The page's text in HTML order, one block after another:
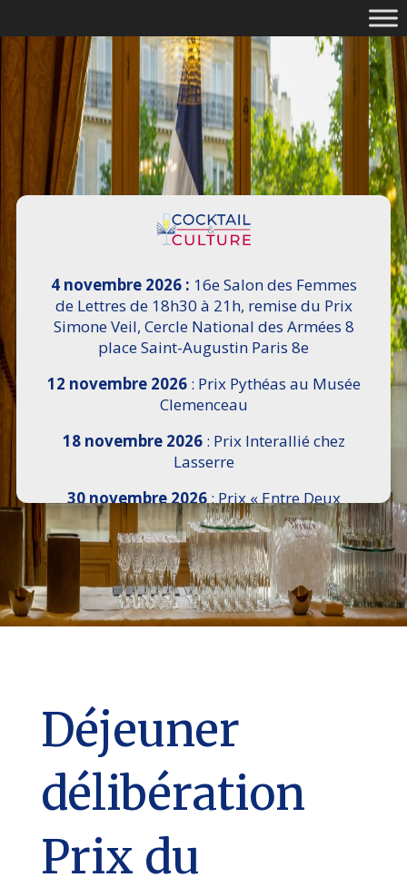
4 novembre 2026 : 16e Salon des Femmes
de Lettres de 18h30 à 21h, remise du Prix
Simone Veil, Cercle National des Armées 8
place Saint-Augustin Paris 8e
12 novembre 2026: Prix Pythéas au Musée
Clemenceau
18 novembre 2026: Prix Interallié chez
Lasserre
30 novembre 2026: Prix « Entre Deux
Rives » I Scemi Astutti au Sénat
7 décembre 2026 :16e Salon de l’Histoire de
18h30 à 21h, remise du Prix du Guesclin,
Cercle National des Armées 8 place Saint-
Augustin Paris 8e
Déjeuner
délibération
Prix du